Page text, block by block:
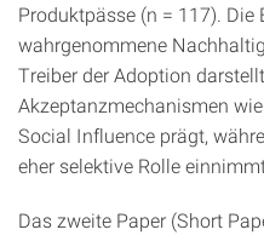
Produktpässe (n = 117). Die
wahrgenommene
Treiber der Adoption
Akzeptanzmechanismen
Social Influence prägt,
eher selektive Rolle
Das zweite Paper (Short